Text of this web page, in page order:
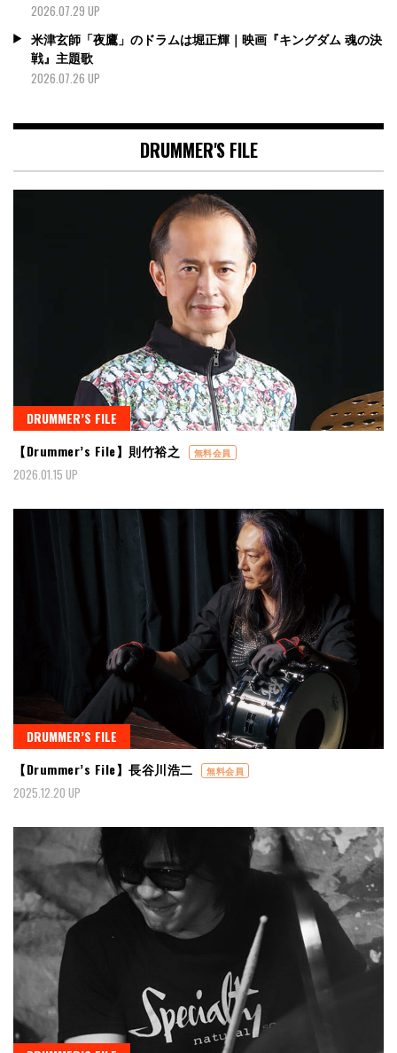
2026.07.29 UP
米津玄師「夜鷹」のドラムは堀正輝｜映画『キングダム 魂の決
戦』主題歌
2026.07.26 UP
DRUMMER'S FILE
DRUMMER’S FILE
【Drummer’s File】則竹裕之
無料会員
2026.01.15 UP
DRUMMER’S FILE
【Drummer’s File】長谷川浩二
無料会員
2025.12.20 UP